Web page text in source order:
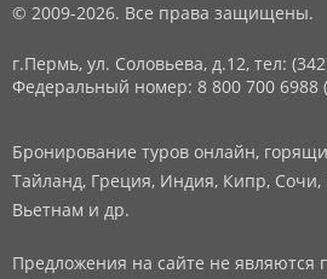
© 2009-2026. Все права защищены.
г.Пермь, ул. Соловьева, д.12, тел:
Федеральный номер: 8 800 700 6988
Бронирование туров онлайн,
Тайланд, Греция, Индия, Кипр,
Вьетнам и др.
Предложения на сайте не являются